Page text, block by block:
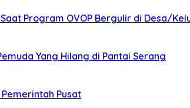
Program OVOP Bergulir di Desa/
Yang Hilang di Pantai Serang
Pusat